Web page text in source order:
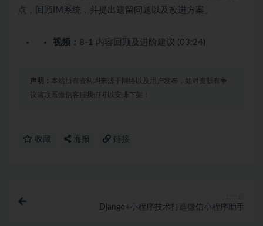
点，回顾IM系统，并提出遗留问题以及改进方案。
视频： 8-1 内容回顾及进阶建议 (03:24)
声明： 本站所有资料均来源于网络以及用户发布，如对资源有争
议请联系微信客服我们可以安排下架！
收藏 海报 链接
Django+小程序技术打造微信小程序助手